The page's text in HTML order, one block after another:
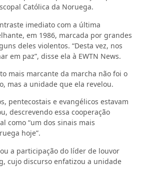
Católica da Noruega.
imediato com a última
em 1986, marcada por grandes
deles violentos. “Desta vez, nos
em paz”, disse ela à EWTN News.
mais marcante da marcha não foi o
mas a unidade que ela revelou.
pentecostais e evangélicos estavam
descrevendo essa cooperação
como “um dos sinais mais
hoje”.
a participação do líder de louvor
cujo discurso enfatizou a unidade